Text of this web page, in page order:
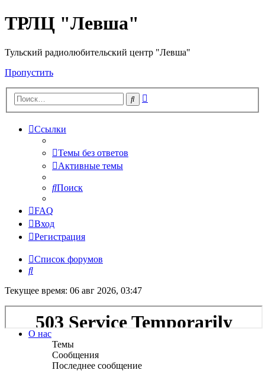
ТРЛЦ "Левша"
Тульский радиолюбительский центр "Левша"
Пропустить
Поиск
Ссылки
Темы без ответов
Активные темы
Поиск
FAQ
Вход
Регистрация
Список форумов
Поиск
Текущее время: 06 авг 2026, 03:47
О нас
Темы
Сообщения
Последнее сообщение